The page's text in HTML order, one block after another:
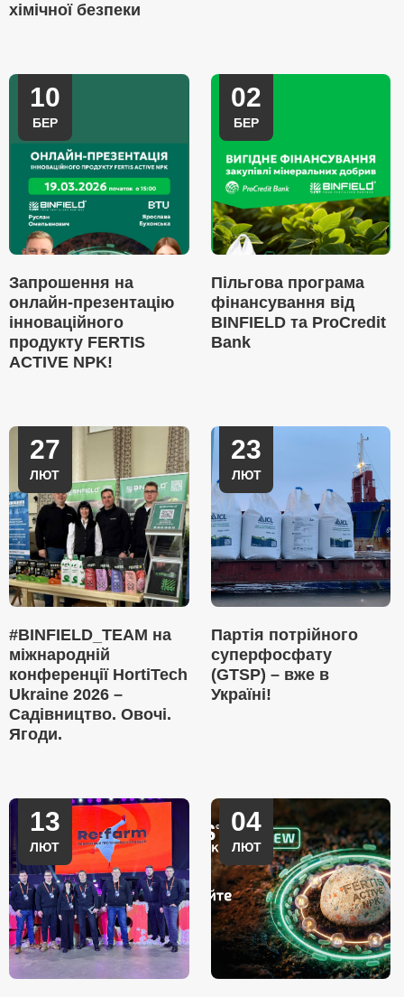
хімічної безпеки
10
БЕР
Запрошення на
онлайн-презентацію
інноваційного
продукту FERTIS
ACTIVE NPK!
02
БЕР
Пільгова програма
фінансування від
BINFIELD та ProCredit
Bank
27
ЛЮТ
#BINFIELD_TEAM на
міжнародній
конференції HortiTech
Ukraine 2026 –
Садівництво. Овочі.
Ягоди.
23
ЛЮТ
Партія потрійного
суперфосфату
(GTSP) – вже в
Україні!
13
ЛЮТ
04
ЛЮТ